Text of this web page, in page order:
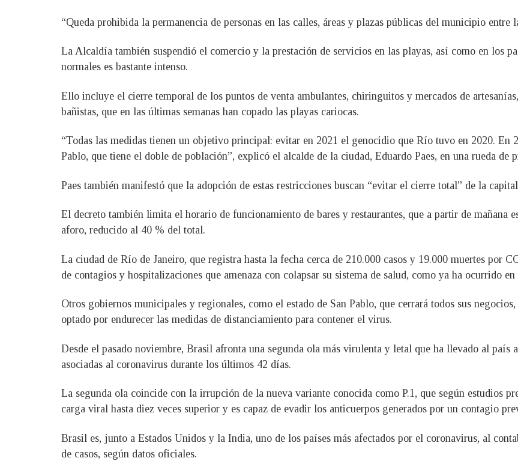
“Queda prohibida la permanencia de personas en las calles, áreas y plazas públicas del municipio
La Alcaldía también suspendió el comercio y la prestación de servicios en las playas, así como en los
normales es bastante intenso.
Ello incluye el cierre temporal de los puntos de venta ambulantes, chiringuitos y mercados de
bañistas, que en las últimas semanas han copado las playas cariocas.
“Todas las medidas tienen un objetivo principal: evitar en 2021 el genocidio que Río tuvo en 2020. En
Pablo, que tiene el doble de población”, explicó el alcalde de la ciudad, Eduardo Paes, en una rueda de
Paes también manifestó que la adopción de estas restricciones buscan “evitar el cierre total” de la
El decreto también limita el horario de funcionamiento de bares y restaurantes, que a partir de mañana
aforo, reducido al 40 % del total.
La ciudad de Río de Janeiro, que registra hasta la fecha cerca de 210.000 casos y 19.000 muertes por
de contagios y hospitalizaciones que amenaza con colapsar su sistema de salud, como ya ha ocurrido
Otros gobiernos municipales y regionales, como el estado de San Pablo, que cerrará todos sus
optado por endurecer las medidas de distanciamiento para contener el virus.
Desde el pasado noviembre, Brasil afronta una segunda ola más virulenta y letal que ha llevado al país
asociadas al coronavirus durante los últimos 42 días.
La segunda ola coincide con la irrupción de la nueva variante conocida como P.1, que según estudios
carga viral hasta diez veces superior y es capaz de evadir los anticuerpos generados por un contagio
Brasil es, junto a Estados Unidos y la India, uno de los países más afectados por el coronavirus, al
de casos, según datos oficiales.